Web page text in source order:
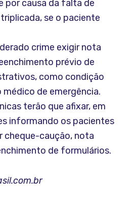
por causa da falta de
se o paciente
crime exigir nota
prévio de
como condição
de emergência.
terão que afixar, em
informando os pacientes
cheque-caução, nota
de formulários.